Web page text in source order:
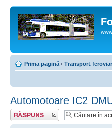
Prima pagină ‹ Transport feroviar
Automotoare IC2
Răspunde